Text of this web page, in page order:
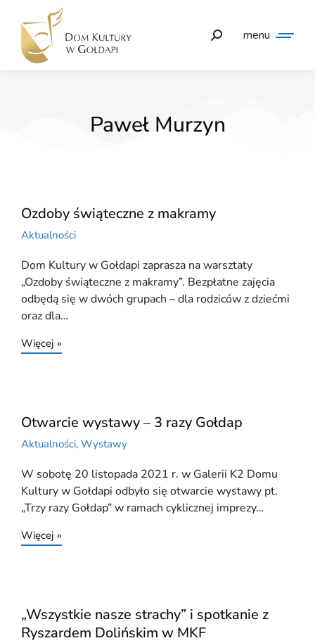
menu
Paweł Murzyn
Ozdoby świąteczne z makramy
Aktualności
Dom Kultury w Gołdapi zaprasza na warsztaty
„Ozdoby świąteczne z makramy”. Bezpłatne zajęcia
odbędą się w dwóch grupach – dla rodziców z dziećmi
oraz dla…
Więcej »
Otwarcie wystawy – 3 razy Gołdap
Aktualności, Wystawy
W sobotę 20 listopada 2021 r. w Galerii K2 Domu
Kultury w Gołdapi odbyło się otwarcie wystawy pt.
„Trzy razy Gołdap” w ramach cyklicznej imprezy…
Więcej »
„Wszystkie nasze strachy” i spotkanie z
Ryszardem Dolińskim w MKF